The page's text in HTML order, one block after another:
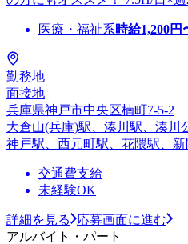
医療・福祉系時給1,200円
勤務地
面接地
兵庫県神戸市中央区楠町7-5-2
大倉山(兵庫)駅、湊川駅、湊川
神戸駅、西元町駅、花隈駅、
交通費支給
未経験OK
詳細を見る
応募画面に進む
アルバイト・パート